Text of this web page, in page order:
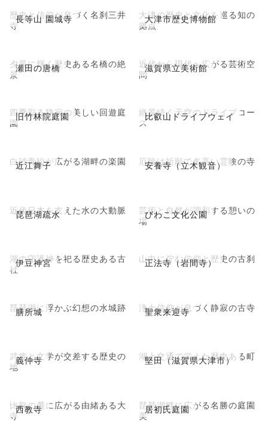
長等山 園城寺
歴史と信仰が息づく名刹三井
寺
大津市歴史博物館
大津の歴史と文化を巡る知の
拠点
瀬田の唐橋
夕景に輝く歴史ある名橋の絶
景
滋賀県立美術館
近代から現代へ広がる芸術空
間
旧竹林院庭園
四季彩る静寂の美しい回遊庭
園
比叡山ドライブウェイ
絶景続く天空のドライブコー
ス
近江舞子
白砂青松が広がる湖畔の楽園 安養寺（立木観音）
厄除け祈願で名高い霊験の寺
琵琶湖疏水
近代日本を支えた水の大動脈 びわこ文化公園
芸術と自然が調和する憩いの
場
伊豆神宮
湖の守護神を祀る歴史ある古
社
正法寺（岩間寺）
山中に佇む信仰と歴史の古刹
膳所城
琵琶湖に浮かぶ幻想の水城跡 聖衆来迎寺
浄土信仰が息づく静寂の古寺
義仲寺
武将と文学が交差する歴史の
地
堅田（滋賀県大津市）
湖上交通で栄えた歴史ある町
西教寺
比叡の麓に広がる由緒ある大
寺
居初氏庭園
琵琶湖畔に広がる名勝の庭園
美